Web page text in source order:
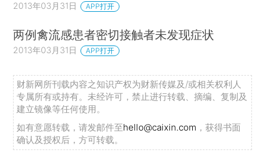
2013年03月31日 APP打开
两例禽流感患者密切接触者未发现症状
2013年03月31日 APP打开
财新网所刊载内容之知识产权为财新传媒及/或相关权利人
专属所有或持有。未经许可，禁止进行转载、摘编、复制及
建立镜像等任何使用。
如有意愿转载，请发邮件至hello@caixin.com ，获得书面
确认及授权后，方可转载。